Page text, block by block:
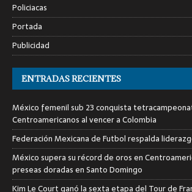
Policiacas
Portada
Publicidad
ENTRADAS RECIENTES
México femenil sub 23 conquista
Centroamericanos al vencer a Colombia
Federación Mexicana de Futbol respalda
México supera su récord de oros en
preseas doradas en Santo Domingo
Kim Le Court ganó la sexta etapa del Tour de